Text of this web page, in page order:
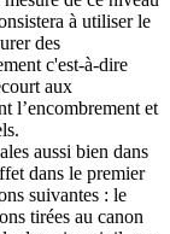
à utiliser le
des
c'est-à-dire
aux
l’encombrement et
aussi bien dans
dans le premier
suivantes : le
tirées au canon